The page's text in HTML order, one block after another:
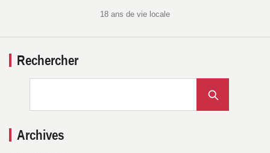
18 ans de vie locale
Rechercher
Archives